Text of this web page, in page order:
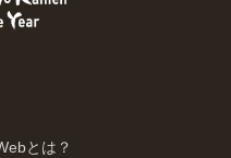
とは？